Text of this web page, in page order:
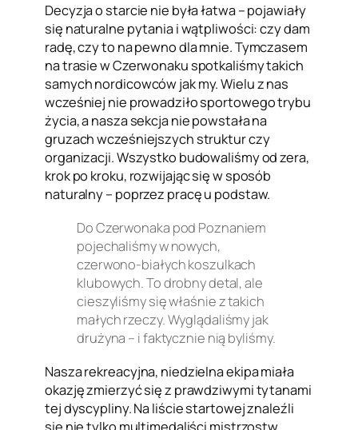
Decyzja o starcie nie była łatwa – pojawiały
się naturalne pytania i wątpliwości: czy dam
radę, czy to na pewno dla mnie. Tymczasem
na trasie w Czerwonaku spotkaliśmy takich
samych nordicowców jak my. Wielu z nas
wcześniej nie prowadziło sportowego trybu
życia, a nasza sekcja nie powstała na
gruzach wcześniejszych struktur czy
organizacji. Wszystko budowaliśmy od zera,
krok po kroku, rozwijając się w sposób
naturalny – poprzez pracę u podstaw.
Do Czerwonaka pod Poznaniem
pojechaliśmy w nowych,
czerwono-białych koszulkach
klubowych. To drobny detal, ale
cieszyliśmy się właśnie z takich
małych rzeczy. Wyglądaliśmy jak
drużyna – i faktycznie nią byliśmy.
Nasza rekreacyjna, niedzielna ekipa miała
okazję zmierzyć się z prawdziwymi tytanami
tej dyscypliny. Na liście startowej znaleźli